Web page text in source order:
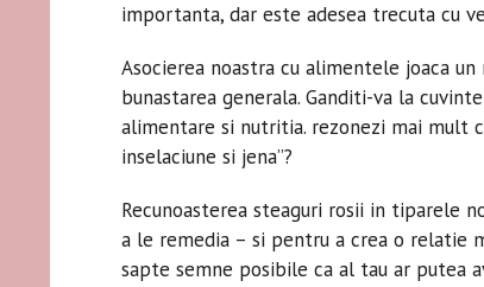
importanta, dar este adesea trecuta cu
Asocierea noastra cu alimentele joaca
bunastarea generala. Ganditi-va la
alimentare si nutritia. rezonezi mai mult
inselaciune si jena”?
Recunoasterea steaguri rosii in tiparele
a le remedia – si pentru a crea o relatie
sapte semne posibile ca al tau ar putea